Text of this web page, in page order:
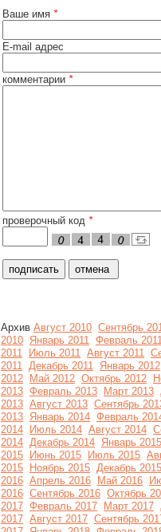
Ваше имя *
E-mail адрес
комментарии *
проверочный код *
Архив Август 2010 Сентябрь
2010 Январь 2011 Февраль
2011
Июль 2011 Август 2011
2011 Декабрь 2011 Январь 2012
2012
Май 2012 Октябрь 2012
2013 Февраль 2013 Март 2013
2013 Август 2013 Сентябрь
2013 Январь 2014 Февраль
2014
Июль 2014 Август 2014
2014 Декабрь 2014 Январь 2015
2015
Июнь 2015 Июль 2015
2015
Ноябрь 2015 Декабрь 2015
2016 Апрель 2016 Май 2016
2016 Сентябрь 2016 Октябрь
2017 Февраль 2017 Март 2017
2017 Август 2017 Сентябрь